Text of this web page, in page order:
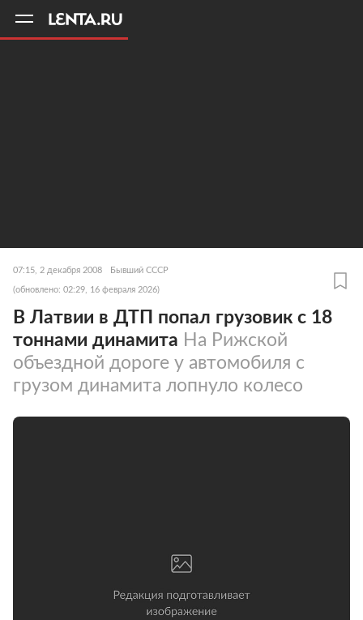
07:15, 2 декабря 2008 Бывший СССР
(обновлено: 02:29, 16 февраля 2026)
В Латвии в ДТП попал грузовик с 18
тоннами динамита На Рижской
объездной дороге у автомобиля с
грузом динамита лопнуло колесо